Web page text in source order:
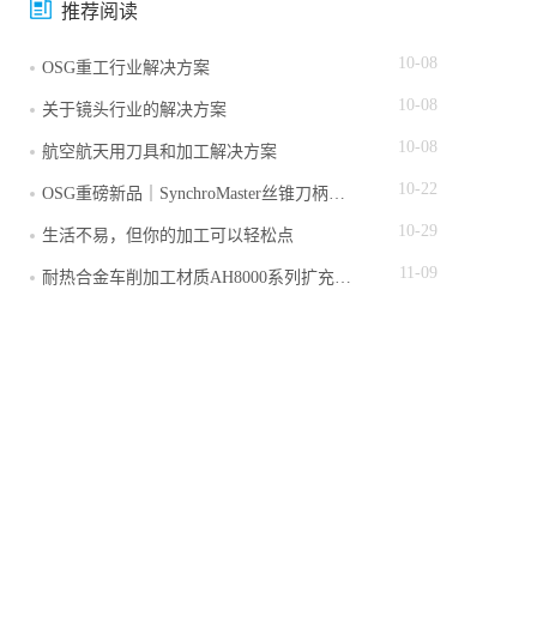
推荐阅读
OSG重工行业解决方案 10-08
关于镜头行业的解决方案 10-08
航空航天用刀具和加工解决方案 10-08
OSG重磅新品｜SynchroMaster丝锥刀柄强势来袭 10-22
生活不易，但你的加工可以轻松点 10-29
耐热合金车削加工材质AH8000系列扩充新的刀片几何形状和28型断屑槽 11-09